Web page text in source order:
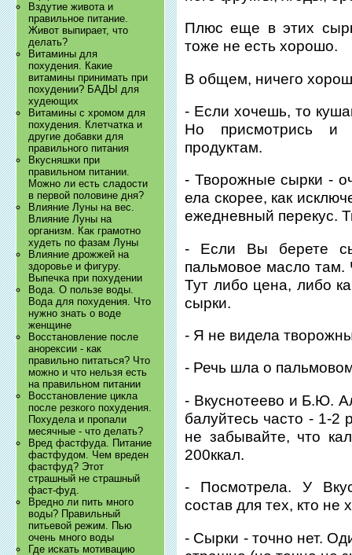
Вздутие живота и
правильное питание.
Живот выпирает, что
делать?
Витамины для
похудения. Какие
витамины принимать при
похудении? БАДЫ для
худеющих
Витамины с хромом для
похудения. Клетчатка и
другие добавки для
правильного питания
Вкусняшки при
правильном питании.
Можно ли есть сладости
в первой половине дня?
Влияние Луны на вес.
Влияние Луны на
организм. Как грамотно
худеть по фазам Луны
Влияние дрожжей на
здоровье и фигуру.
Выпечка при похудении
Вода. О пользе воды.
Вода для похудения. Что
нужно знать о воде
женщине
Восстановление после
анорексии - как
правильно питаться? Что
можно и что нельзя есть
на правильном питании
Восстановление цикла
после резкого похудения.
Похудела и пропали
месячные - что делать?
Вред фастфуда. Питание
фастфудом. Чем вреден
фастфуд? Этот
страшный не страшный
фаст-фуд.
Вредно ли пить много
воды? Правильный
питьевой режим. Пью
очень много воды
Где искать мотивацию
Плюс еще в этих
тоже не есть хорошо.
В общем, ничего
- Если хочешь, то
Но присмотрись и
продуктам.
- Творожные сырки -
ела скорее, как
ежедневный перекус.
- Если Вы берете
пальмовое масло там.
Тут либо цена, либо
сырки.
- Я не видела
- Речь шла о
- Вкуснотеево и Б.Ю.
балуйтесь часто - 1-2
не забывайте, что
200ккал.
- Посмотрела. У
состав для тех, кто не
- Сырки - точно нет.